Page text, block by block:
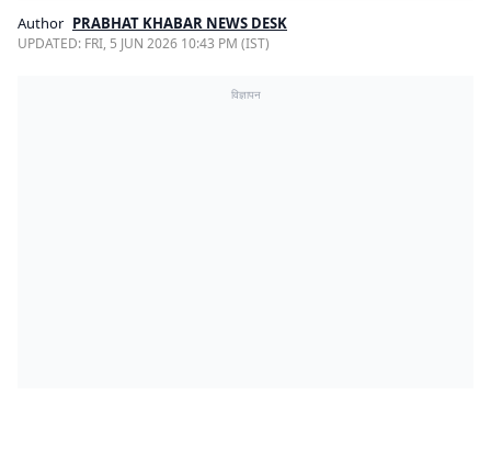
Author PRABHAT KHABAR NEWS DESK
UPDATED: FRI, 5 JUN 2026 10:43 PM (IST)
विज्ञापन